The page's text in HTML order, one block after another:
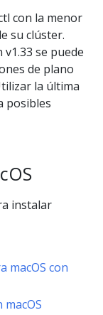
con la menor
su clúster.
se puede
de plano
la última
posibles
instalar
macOS con